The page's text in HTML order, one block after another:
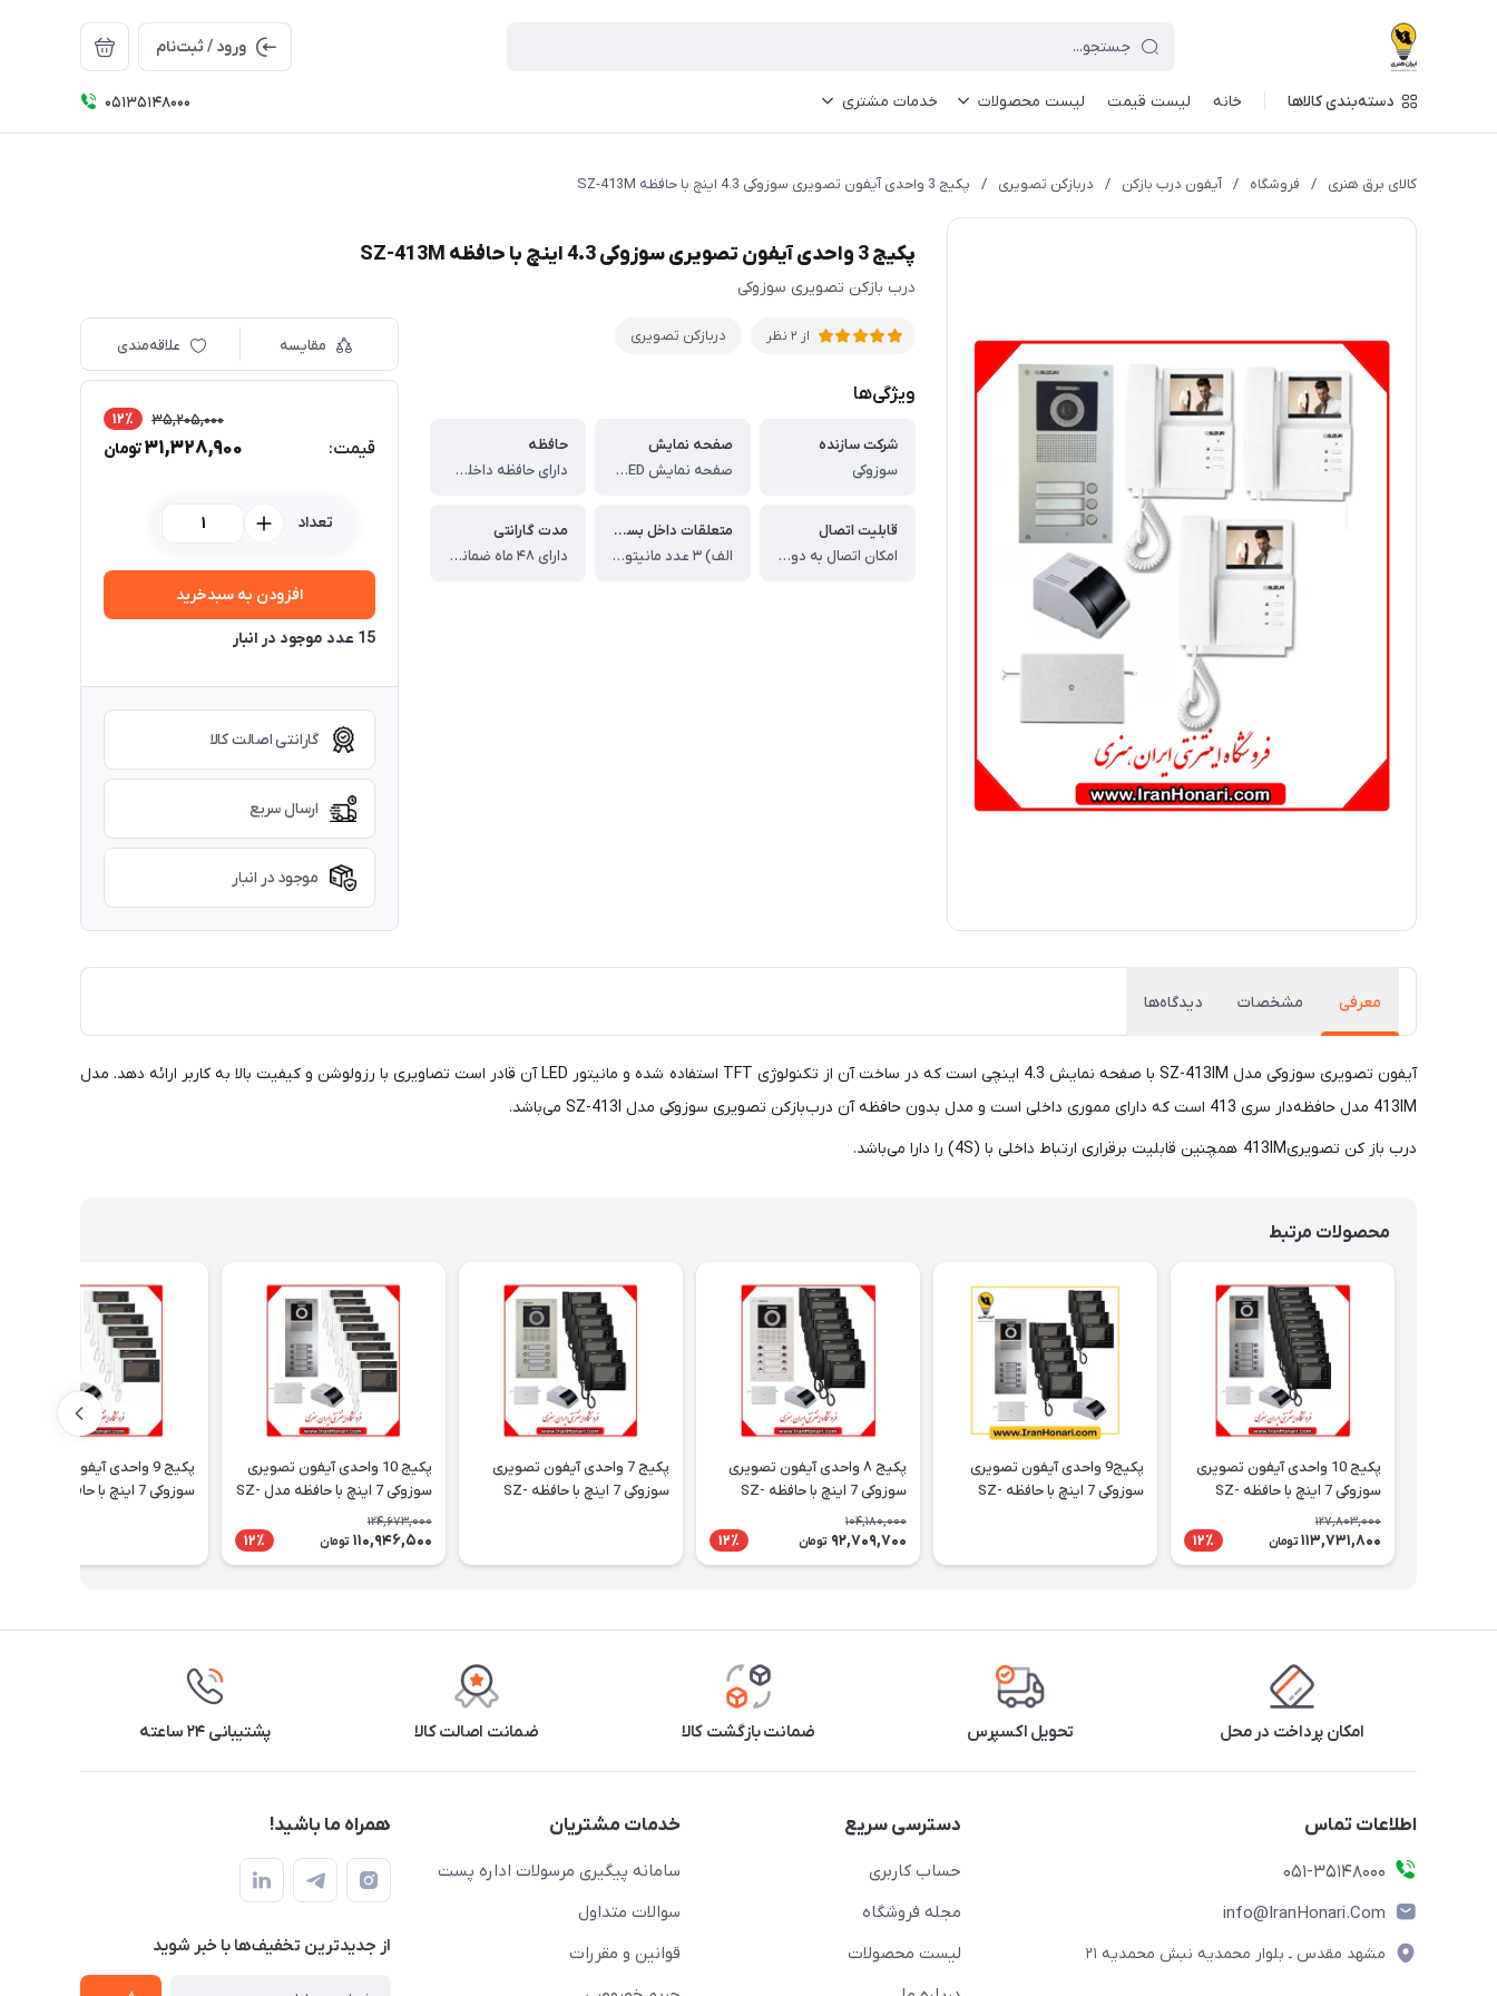
ورود / ثبت‌نام
دسته‌بندی کالاها خانه لیست قیمت لیست محصولات خدمات مشتری 05135148000
کالای برق هنری / فروشگاه / آیفون درب بازکن / دربازکن تصویری / پکیج 3 واحدی آیفون تصویری سوزوکی 4.3 اینچ با حافظه SZ-413M
پکیج 3 واحدی آیفون تصویری سوزوکی 4.3 اینچ با حافظه SZ-413M
درب بازکن تصویری سوزوکی
از 2 نظر دربازکن تصویری
ویژگی‌ها
شرکت سازنده
سوزوکی
صفحه نمایش
صفحه نمایش TFT LED و 4/3 اینچ رنگی
حافظه
دارای حافظه داخلی برای ضبط فیلم و تصاویر
قابلیت اتصال
امکان اتصال به دو پنل و دوربین مدار بسته
متعلقات داخل بسته
الف) ۳ عدد مانیتور آیفون تصویری سوزوکی مدل SZ- ، ۴۱۳ با حافظه ، ب) یک عدد پنل آیفون تصویری (۳ واحدی) ، ج) یک عدد قفل زنجیری ، د) یک عدد منبع تغذیه
مدت گارانتی
دارای ۴۸ ماه ضمانت در محل و سال اول ضمانت تعویض می باشد.
مقایسه علاقه‌مندی
قیمت:
35,205,000 12٪
31,328,900تومان
تعداد
افزودن به سبدخرید
15 عدد موجود در انبار
گارانتی اصالت کالا
ارسال سریع
موجود در انبار
معرفی مشخصات دیدگاه‌ها
آیفون تصویری سوزوکی مدل SZ-413IM با صفحه نمایش 4.3 اینچی است که در ساخت آن از تکنولوژی TFT استفاده شده و مانیتور LED آن قادر است تصاویری با رزولوشن و کیفیت بالا به کاربر ارائه دهد. مدل
413IM مدل حافظه‌دار سری 413 است که دارای مموری داخلی است و مدل بدون حافظه آن درب‌بازکن تصویری سوزوکی مدل SZ-413I می‌باشد.
درب باز کن تصویری413IM همچنین قابلیت برقراری ارتباط داخلی با (4S) را دارا می‌باشد.
محصولات مرتبط
پکیج 10 واحدی آیفون تصویری
سوزوکی 7 اینچ با حافظه SZ-
7۲۷mb
127,803,000
113,731,800 تومان 12٪
پکیج9 واحدی آیفون تصویری
سوزوکی 7 اینچ با حافظه SZ-
پکیج ۸ واحدی آیفون تصویری
سوزوکی 7 اینچ با حافظه SZ-
7۲۷mb
104,180,000
92,709,700 تومان 12٪
پکیج 7 واحدی آیفون تصویری
سوزوکی 7 اینچ با حافظه SZ-
پکیج 10 واحدی آیفون تصویری
سوزوکی 7 اینچ با حافظه مدل SZ-
727m
124,673,000
110,946,500 تومان 12٪
پکیج 9 واحدی آیفون تصویری
امکان پرداخت در محل تحویل اکسپرس ضمانت بازگشت کالا ضمانت اصالت کالا پشتیبانی ۲۴ ساعته
اطلاعات تماس
۰۵۱-۳۵۱۴۸۰۰۰
info@IranHonari.Com
مشهد مقدس ـ بلوار محمدیه نبش محمدیه ۲۱
دسترسی سریع
حساب کاربری
مجله فروشگاه
لیست محصولات
خدمات مشتریان
سامانه پیگیری مرسولات اداره پست
سوالات متداول
قوانین و مقررات
همراه ما باشید!
از جدید‌ترین تخفیف‌ها با‌ خبر شوید